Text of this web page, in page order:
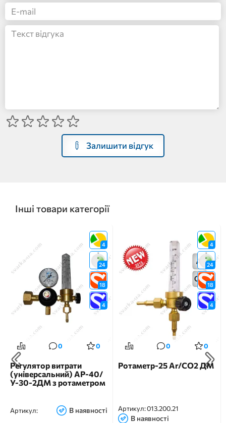
Залишити відгук
Інші товари категорії
4
24
18
4
0 0
Регулятор витрати
(універсальний) АР-40/
У-30-2ДМ з ротаметром
Артикул: В наявності
4
24
18
4
0 0
Ротаметр-25 Ar/CO2 ДМ
Артикул:013.200.21
В наявності